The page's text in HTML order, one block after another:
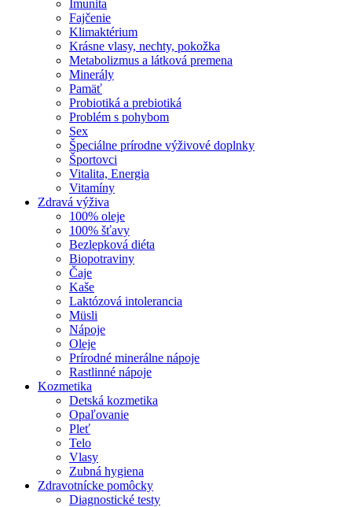
Imunita
Fajčenie
Klimaktérium
Krásne vlasy, nechty, pokožka
Metabolizmus a látková premena
Minerály
Pamäť
Probiotiká a prebiotiká
Problém s pohybom
Sex
Špeciálne prírodne výživové doplnky
Športovci
Vitalita, Energia
Vitamíny
Zdravá výživa
100% oleje
100% šťavy
Bezlepková diéta
Biopotraviny
Čaje
Kaše
Laktózová intolerancia
Müsli
Nápoje
Oleje
Prírodné minerálne nápoje
Rastlinné nápoje
Kozmetika
Detská kozmetika
Opaľovanie
Pleť
Telo
Vlasy
Zubná hygiena
Zdravotnícke pomôcky
Diagnostické testy